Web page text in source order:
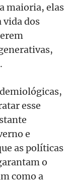
maioria, elas
vida dos
esse
e
as políticas
o
como a